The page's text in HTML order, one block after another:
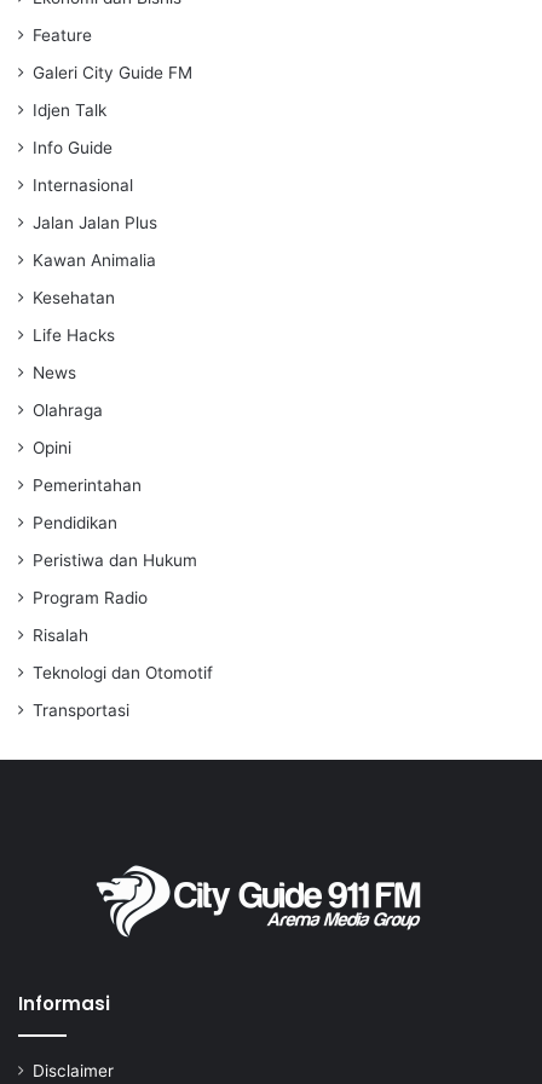
Feature
Galeri City Guide FM
Idjen Talk
Info Guide
Internasional
Jalan Jalan Plus
Kawan Animalia
Kesehatan
Life Hacks
News
Olahraga
Opini
Pemerintahan
Pendidikan
Peristiwa dan Hukum
Program Radio
Risalah
Teknologi dan Otomotif
Transportasi
Informasi
Disclaimer